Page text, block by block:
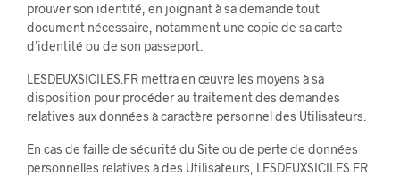
prouver son identité, en joignant à sa demande tout
document nécessaire, notamment une copie de sa carte
d’identité ou de son passeport.
LESDEUXSICILES.FR mettra en œuvre les moyens à sa
disposition pour procéder au traitement des demandes
relatives aux données à caractère personnel des Utilisateurs.
En cas de faille de sécurité du Site ou de perte de données
personnelles relatives à des Utilisateurs, LESDEUXSICILES.FR